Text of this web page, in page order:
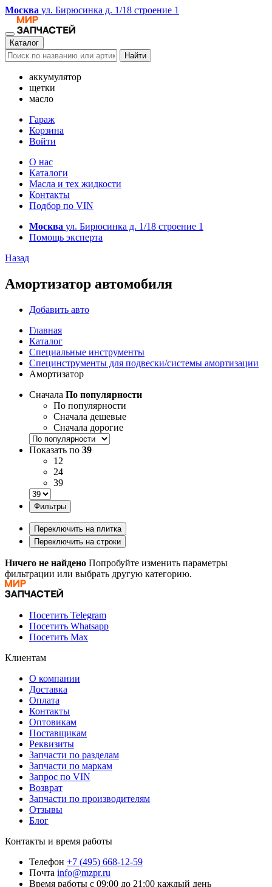
Москва ул. Бирюсинка д. 1/18 строение 1
Каталог
Найти
аккумулятор
щетки
масло
Гараж
Корзина
Войти
О нас
Каталоги
Масла и тех жидкости
Контакты
Подбор по VIN
Москва ул. Бирюсинка д. 1/18 строение 1
Помощь эксперта
Назад
Амортизатор автомобиля
Добавить авто
Главная
Каталог
Специальные инструменты
Специнструменты для подвески/системы амортизации
Амортизатор
Сначала По популярности
По популярности
Сначала дешевые
Сначала дорогие
Показать по 39
12
24
39
Фильтры
Переключить на плитка
Переключить на строки
Ничего не найдено Попробуйте изменить параметры
фильтрации или выбрать другую категорию.
Посетить Telegram
Посетить Whatsapp
Посетить Max
Клиентам
О компании
Доставка
Оплата
Контакты
Оптовикам
Поставщикам
Реквизиты
Запчасти по разделам
Запчасти по маркам
Запрос по VIN
Возврат
Запчасти по производителям
Отзывы
Блог
Контакты и время работы
Телефон +7 (495) 668-12-59
Почта info@mzpr.ru
Время работы с 09:00 до 21:00 каждый день